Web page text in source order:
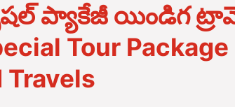
ప్యాకేజీ యిండిగ
Tour Package
Travels